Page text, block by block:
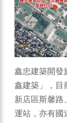
鑫忠建築開發
鑫建築」，目
新店區斯馨路
運站，亦有國